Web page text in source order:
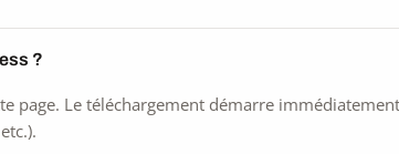
?
page. Le téléchargement démarre